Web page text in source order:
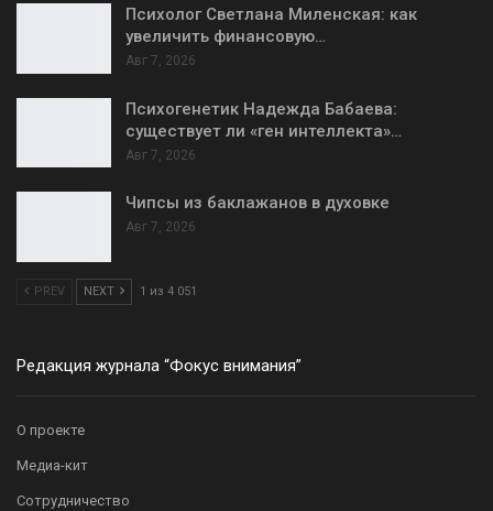
Психолог Светлана Миленская: как
увеличить финансовую…
Авг 7, 2026
Психогенетик Надежда Бабаева:
существует ли «ген интеллекта»…
Авг 7, 2026
Чипсы из баклажанов в духовке
Авг 7, 2026
PREV NEXT 1 из 4 051
Редакция журнала “Фокус внимания”
О проекте
Медиа-кит
Сотрудничество